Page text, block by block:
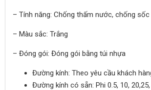
– Tính năng: Chống thấm nước, chống sốc
– Màu sắc: Trắng
– Đóng gói: Đóng gói bằng túi nhựa
Đường kính: Theo yêu cầu khách
Đường kính có sẵn: Phi 0.5, 10,